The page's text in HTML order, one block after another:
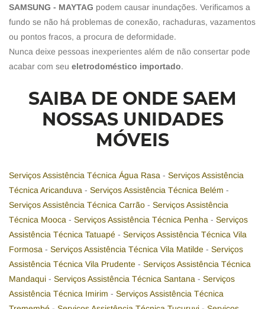
SAMSUNG - MAYTAG podem causar inundações. Verificamos a
fundo se não há problemas de conexão, rachaduras, vazamentos
ou pontos fracos, a procura de deformidade.
Nunca deixe pessoas inexperientes além de não consertar pode
acabar com seu eletrodoméstico importado.
SAIBA DE ONDE SAEM
NOSSAS UNIDADES
MÓVEIS
Serviços Assistência Técnica Água Rasa - Serviços Assistência
Técnica Aricanduva - Serviços Assistência Técnica Belém -
Serviços Assistência Técnica Carrão - Serviços Assistência
Técnica Mooca - Serviços Assistência Técnica Penha - Serviços
Assistência Técnica Tatuapé - Serviços Assistência Técnica Vila
Formosa - Serviços Assistência Técnica Vila Matilde - Serviços
Assistência Técnica Vila Prudente - Serviços Assistência Técnica
Mandaqui - Serviços Assistência Técnica Santana - Serviços
Assistência Técnica Imirim - Serviços Assistência Técnica